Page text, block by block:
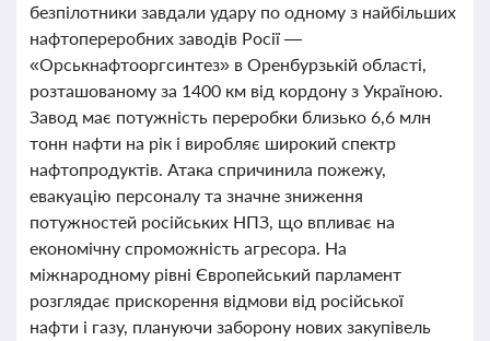
безпілотники завдали удару по одному з найбільших
нафтопереробних заводів Росії —
«Орськнафтооргсинтез» в Оренбурзькій області,
розташованому за 1400 км від кордону з Україною.
Завод має потужність переробки близько 6,6 млн
тонн нафти на рік і виробляє широкий спектр
нафтопродуктів. Атака спричинила пожежу,
евакуацію персоналу та значне зниження
потужностей російських НПЗ, що впливає на
економічну спроможність агресора. На
міжнародному рівні Європейський парламент
розглядає прискорення відмови від російської
нафти і газу, плануючи заборону нових закупівель